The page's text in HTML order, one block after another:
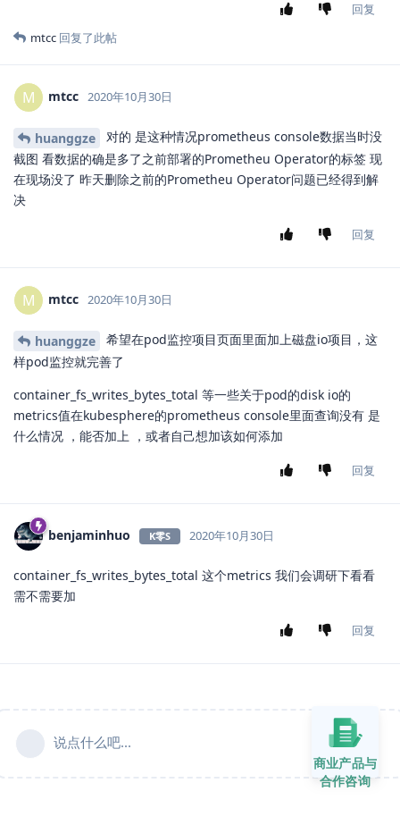
回复
mtcc 回复了此帖
M mtcc 2020年10月30日
huanggze
对的 是这种情况prometheus console数据当时没
截图 看数据的确是多了之前部署的Prometheu Operator的标签 现
在现场没了 昨天删除之前的Prometheu Operator问题已经得到解
决
回复
M mtcc 2020年10月30日
huanggze
希望在pod监控项目页面里面加上磁盘io项目，这
样pod监控就完善了
container_fs_writes_bytes_total 等一些关于pod的disk io的
metrics值在kubesphere的prometheus console里面查询没有 是
什么情况 ，能否加上 ，或者自己想加该如何添加
回复
benjaminhuo K零S 2020年10月30日
container_fs_writes_bytes_total 这个metrics 我们会调研下看看
需不需要加
回复
说点什么吧...
商业产品与
合作咨询